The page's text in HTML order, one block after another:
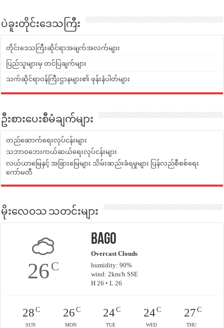
ပဲခူးတိုင်းဒေသကြီး
တိုင်းဒေသကြီးဆိုင်ရာအချက်အလက်များ
ပြည်သူများမှ တင်ပြချက်များ
သက်ဆိုင်ရာဝန်ကြီးဌာနများ၏ ဖုန်းနံပါတ်များ
ဦးစားပေးစီမံချက်များ
တည်ဆောက်ရေးလုပ်ငန်းများ
သဘာဝဘေးကယ်ဆယ်ရေးလုပ်ငန်းများ
လယ်ယာမြေနှင့် အခြားမြေများ သိမ်းဆည်းခံရမှုများ ပြန်လည်စီစစ်ရေး
ကော်မတီ
မိုးလေဝသ သတင်းများ
26C
Bago
Overcast Clouds
humidity: 90%
wind: 2km/h SSE
H 26 • L 26
28C
SUN
26C
MON
24C
TUE
24C
WED
27C
THU